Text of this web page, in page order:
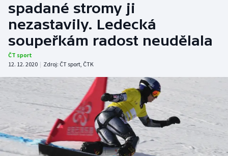
Tenis
Atletika
DALŠÍ SPORTY
Americký fotbal
Baseball a softbal
NEPŘEHLÉDNĚTE
Soutěže
spadané stromy ji
nezastavily. Ledecká
soupeřkám radost neudělala
ČT sport
12. 12. 2020 | Zdroj: ČT sport, ČTK